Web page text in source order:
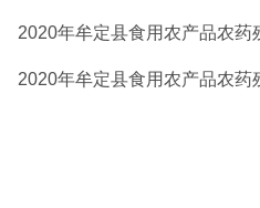
2020年牟定县食用农产品农药
2020年牟定县食用农产品农药